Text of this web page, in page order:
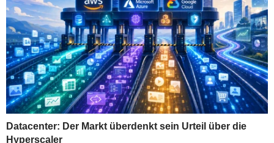
Datacenter: Der Markt überdenkt sein Urteil über die
Hyperscaler